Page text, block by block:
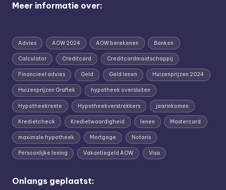
Meer informatie over:
Advies AOW 2024 AOW berekenen Banken
Calculator Creditcard Creditcardmaatschappij
Financieel advies Geld Geld lenen Huizenprijzen 2024
Huizenprijzen Grafiek hypotheek oversluiten
Hypotheekrente Hypotheekverstrekkers jaarinkomen
Kredietcheck Kredietwaardigheid lenen Mastercard
maximale hypotheek Mortgage Notaris
Persoonlijke lening Vakantiegeld AOW Visa
Onlangs geplaatst: